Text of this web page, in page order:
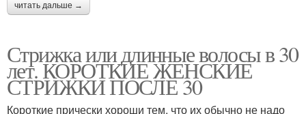
читать дальше →
Стрижка или длинные волосы в 30
лет. КОРОТКИЕ ЖЕНСКИЕ
СТРИЖКИ ПОСЛЕ 30
Короткие прически хороши тем, что их обычно не надо